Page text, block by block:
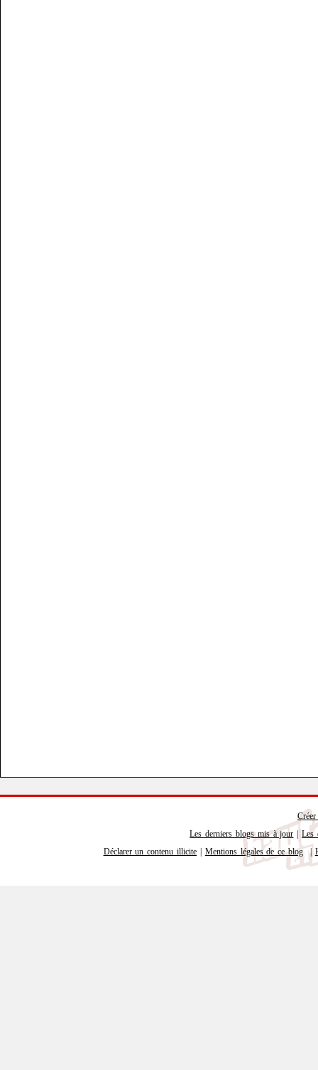
Les derniers blogs mis à jour |Les
Déclarer un contenu illicite
Mentions légales de ce blog |